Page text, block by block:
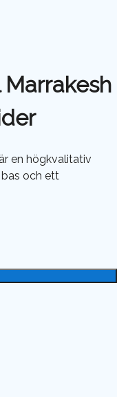
Marrakesh
en högkvalitativ
och ett